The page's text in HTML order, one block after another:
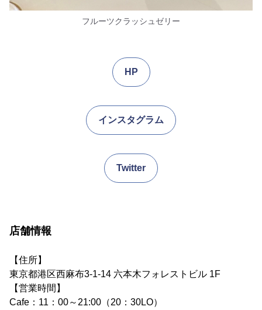
フルーツクラッシュゼリー
HP
インスタグラム
Twitter
店舗情報
【住所】
東京都港区西麻布3-1-14 六本木フォレストビル 1F
【営業時間】
Cafe：11：00～21:00（20：30LO）